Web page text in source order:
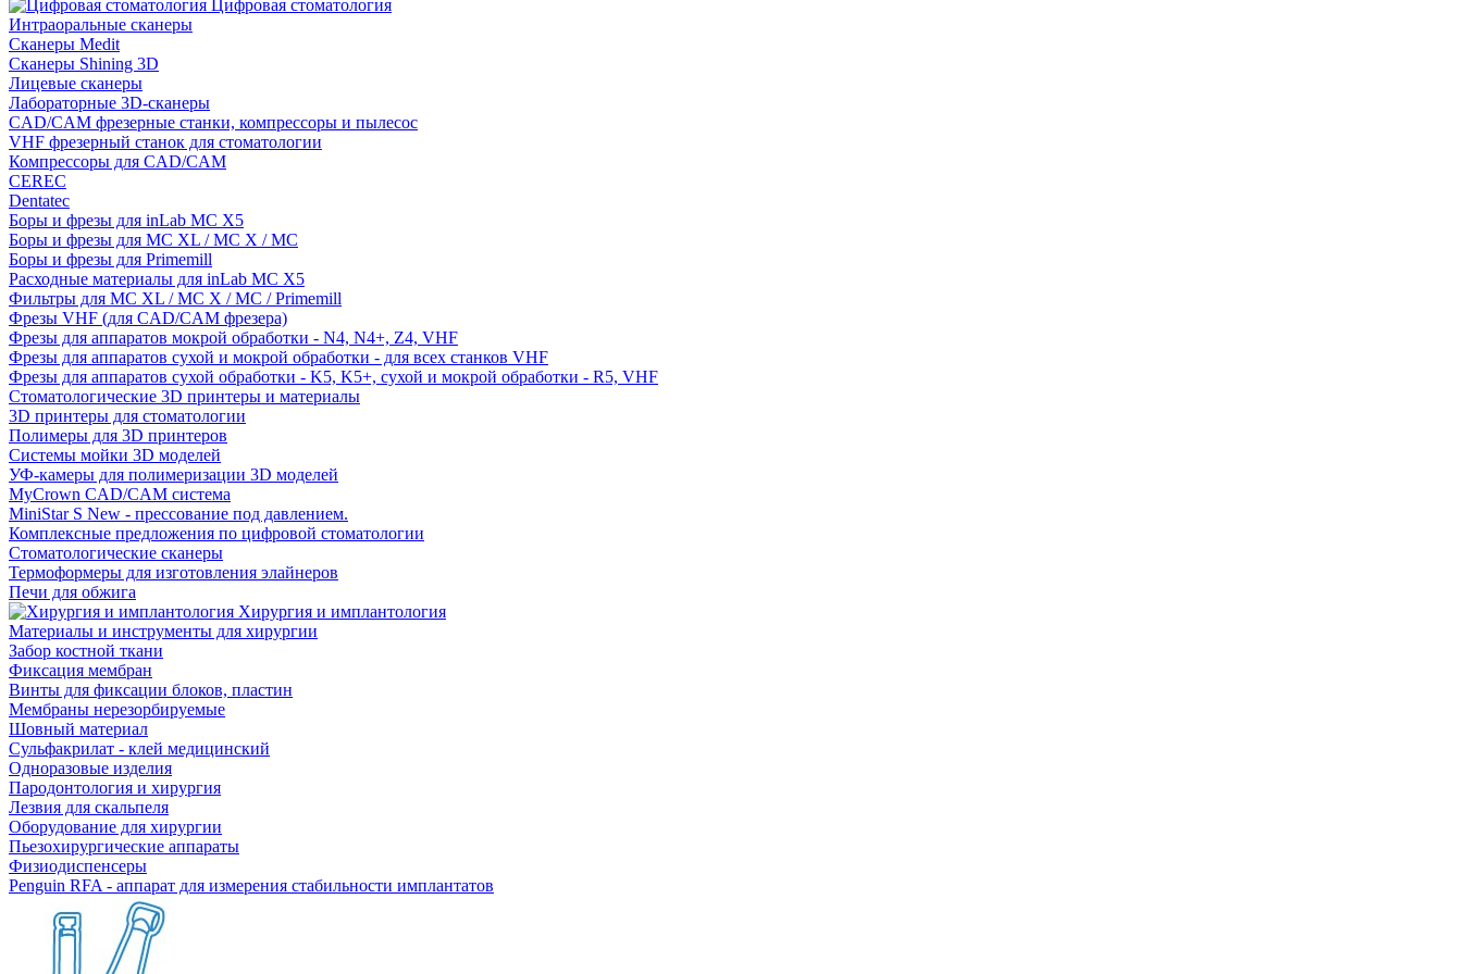
Цифровая стоматология
Интраоральные сканеры
Сканеры Medit
Сканеры Shining 3D
Лицевые сканеры
Лабораторные 3D-сканеры
CAD/CAM фрезерные станки, компрессоры и пылесос
VHF фрезерный станок для стоматологии
Компрессоры для CAD/CAM
CEREC
Dentatec
Боры и фрезы для inLab MC X5
Боры и фрезы для MC XL / MC X / MC
Боры и фрезы для Primemill
Расходные материалы для inLab MC X5
Фильтры для MC XL / MC X / MC / Primemill
Фрезы VHF (для CAD/CAM фрезера)
Фрезы для аппаратов мокрой обработки - N4, N4+, Z4, VHF
Фрезы для аппаратов сухой и мокрой обработки - для всех станков VHF
Фрезы для аппаратов сухой обработки - K5, K5+, сухой и мокрой обработки - R5, VHF
Стоматологические 3D принтеры и материалы
3D принтеры для стоматологии
Полимеры для 3D принтеров
Системы мойки 3D моделей
УФ-камеры для полимеризации 3D моделей
MyCrown CAD/CAM система
MiniStar S New - прессование под давлением.
Комплексные предложения по цифровой стоматологии
Стоматологические сканеры
Термоформеры для изготовления элайнеров
Печи для обжига
Хирургия и имплантология
Материалы и инструменты для хирургии
Забор костной ткани
Фиксация мембран
Винты для фиксации блоков, пластин
Мембраны нерезорбируемые
Шовный материал
Сульфакрилат - клей медицинский
Одноразовые изделия
Пародонтология и хирургия
Лезвия для скальпеля
Оборудование для хирургии
Пьезохирургические аппараты
Физиодиспенсеры
Penguin RFA - аппарат для измерения стабильности имплантатов